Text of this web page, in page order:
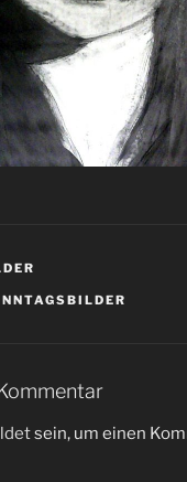
sein, um einen